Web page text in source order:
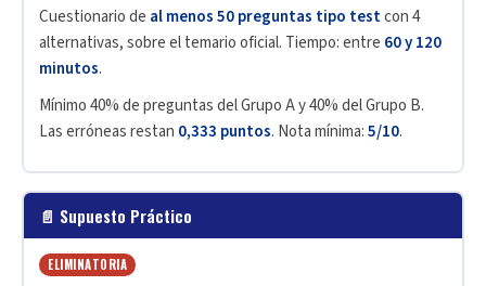
Cuestionario de al menos 50 preguntas tipo testcon 4
alternativas, sobre el temario oficial. Tiempo: entre 60 y 120
minutos.
Mínimo 40% de preguntas del Grupo A y 40% del Grupo B.
Las erróneas restan 0,333 puntos. Nota mínima:5/10.
📄 Supuesto Práctico
ELIMINATORIA